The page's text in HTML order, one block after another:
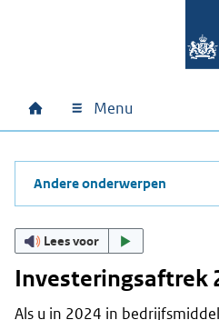
Hoofdnavigatie
Home Menu
Andere onderwerpen
Lees voor
Investeringsaftrek
Als u in 2024 in